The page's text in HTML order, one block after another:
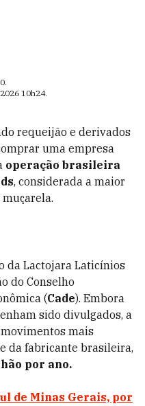
.
10h24.
requeijão e derivados
uma empresa
operação brasileira
, considerada a maior
da Lactojara Laticínios
do Conselho
(Cade). Embora
sido divulgados, a
mais
da fabricante brasileira,
por ano.
de Minas Gerais, por